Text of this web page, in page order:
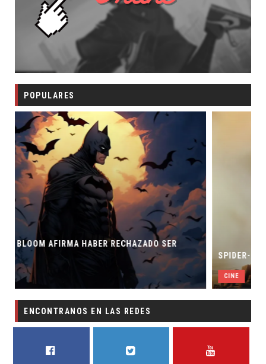
POPULARES
SER
SPIDER-MAN: UN NUEVO DÍA ESTÁ
CINE
ENCONTRANOS EN LAS REDES